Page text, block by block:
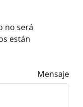
no será
están
Mensaje